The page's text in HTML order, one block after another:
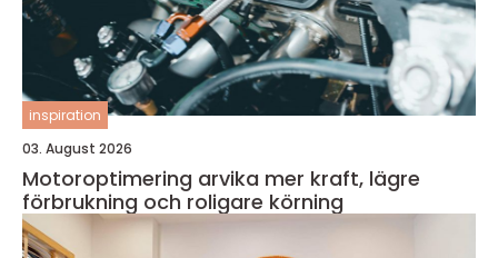
inspiration
03. August 2026
Motoroptimering arvika mer kraft, lägre
förbrukning och roligare körning